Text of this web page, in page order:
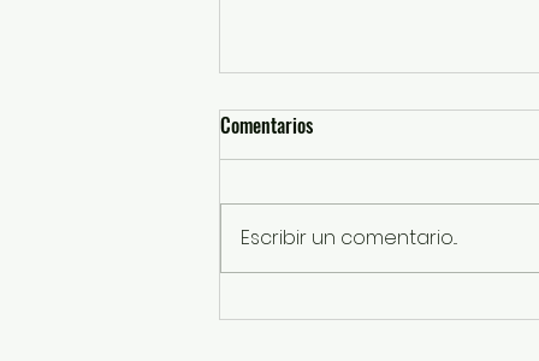
Caravanas Itinerantes han
Comentarios
Escribir un comentario...